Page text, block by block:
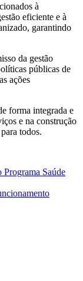
à
eficiente e à
garantindo
da gestão
públicas de
ações
forma integrada e
e na construção
todos.
Saúde